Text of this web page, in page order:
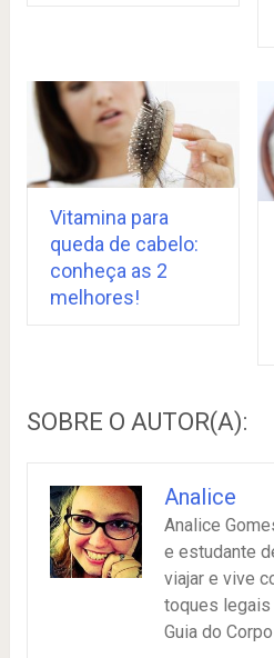
Vitamina para
queda de cabelo:
conheça as 2
melhores!
SOBRE O AUTOR(A):
Analice
Analice
e estudante
viajar e vive
toques legais
Guia do Corpo